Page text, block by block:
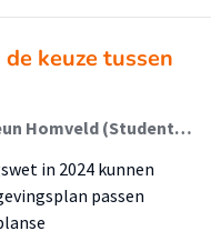
keuze tussen
Janneke Berkelaar (Student); Pleun Homveld (Student); Lucie van der Wiele (Begeleider); Annekee Goekoop (Begeleider)
in 2024 kunnen
passen